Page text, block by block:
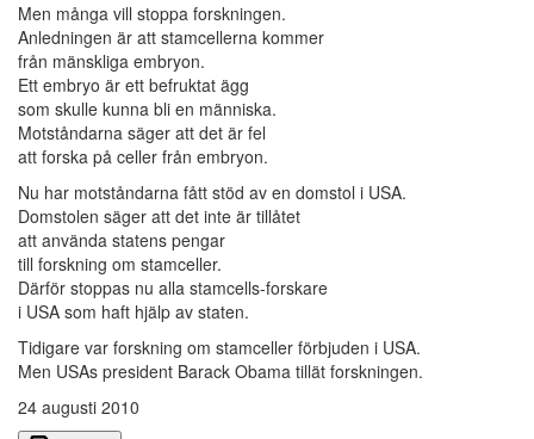
Men många vill stoppa forskningen.
Anledningen är att stamcellerna kommer
från mänskliga embryon.
Ett embryo är ett befruktat ägg
som skulle kunna bli en människa.
Motståndarna säger att det är fel
att forska på celler från embryon.
Nu har motståndarna fått stöd av en domstol i USA.
Domstolen säger att det inte är tillåtet
att använda statens pengar
till forskning om stamceller.
Därför stoppas nu alla stamcells-forskare
i USA som haft hjälp av staten.
Tidigare var forskning om stamceller förbjuden i USA.
Men USAs president Barack Obama tillät forskningen.
24 augusti 2010